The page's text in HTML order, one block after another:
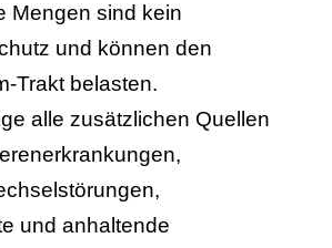
Mengen sind kein
und können den
Trakt belasten.
alle zusätzlichen Quellen
und anhaltende